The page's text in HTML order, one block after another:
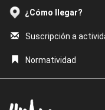
¿Cómo llegar?
Suscripción a
Normatividad